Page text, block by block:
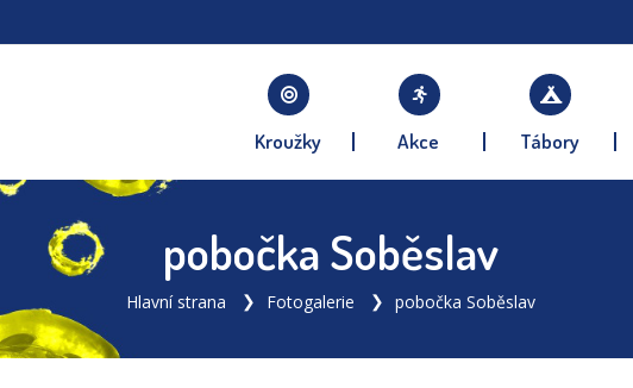
Kroužky Akce Tábory
pobočka Soběslav
Hlavní strana Fotogalerie pobočka Soběslav